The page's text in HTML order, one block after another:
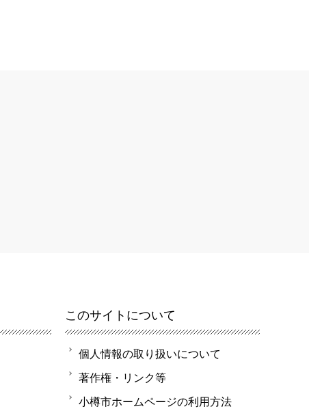
このサイトについて
個人情報の取り扱いについて
著作権・リンク等
小樽市ホームページの利用方法